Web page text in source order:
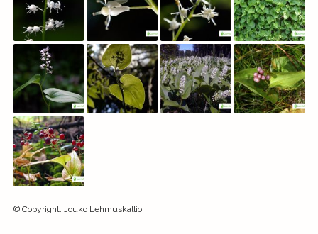
© Copyright: Jouko Lehmuskallio